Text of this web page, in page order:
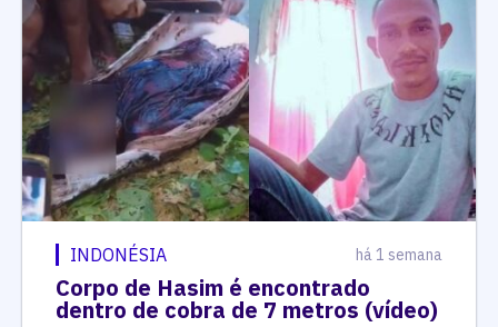
INDONÉSIA há 1 semana
Corpo de Hasim é encontrado
dentro de cobra de 7 metros (vídeo)